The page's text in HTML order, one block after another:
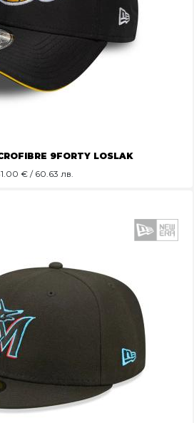
9FORTY LOSLAK
€ / 60.63 лв.